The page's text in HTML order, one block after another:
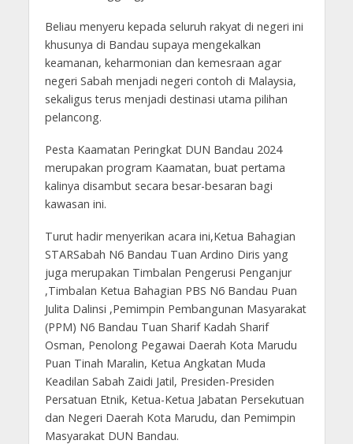
Beliau menyeru kepada seluruh rakyat di negeri ini
khusunya di Bandau supaya mengekalkan
keamanan, keharmonian dan kemesraan agar
negeri Sabah menjadi negeri contoh di Malaysia,
sekaligus terus menjadi destinasi utama pilihan
pelancong.
Pesta Kaamatan Peringkat DUN Bandau 2024
merupakan program Kaamatan, buat pertama
kalinya disambut secara besar-besaran bagi
kawasan ini.
Turut hadir menyerikan acara ini,Ketua Bahagian
STARSabah N6 Bandau Tuan Ardino Diris yang
juga merupakan Timbalan Pengerusi Penganjur
,Timbalan Ketua Bahagian PBS N6 Bandau Puan
Julita Dalinsi ,Pemimpin Pembangunan Masyarakat
(PPM) N6 Bandau Tuan Sharif Kadah Sharif
Osman, Penolong Pegawai Daerah Kota Marudu
Puan Tinah Maralin, Ketua Angkatan Muda
Keadilan Sabah Zaidi Jatil, Presiden-Presiden
Persatuan Etnik, Ketua-Ketua Jabatan Persekutuan
dan Negeri Daerah Kota Marudu, dan Pemimpin
Masyarakat DUN Bandau.